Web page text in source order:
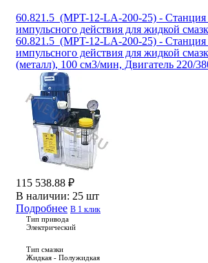
60.821.5_(MPT-12-LA-200-25) - Станция
импульсного действия для жидкой
60.821.5_(MPT-12-LA-200-25) - Станция
импульсного действия для жидкой
(металл), 100 см3/мин, Двигатель 220/
115 538.88 ₽
В наличии: 25 шт
Подробнее В 1 клик
Тип привода
Электрический
Тип смазки
Жидкая - Полужидкая